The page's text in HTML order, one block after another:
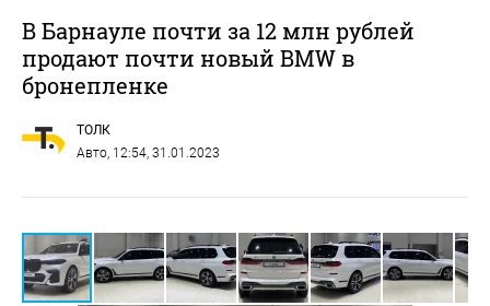
В Барнауле почти за 12 млн рублей
продают почти новый BMW в
бронепленке
ТОЛК
Авто , 12:54, 31.01.2023